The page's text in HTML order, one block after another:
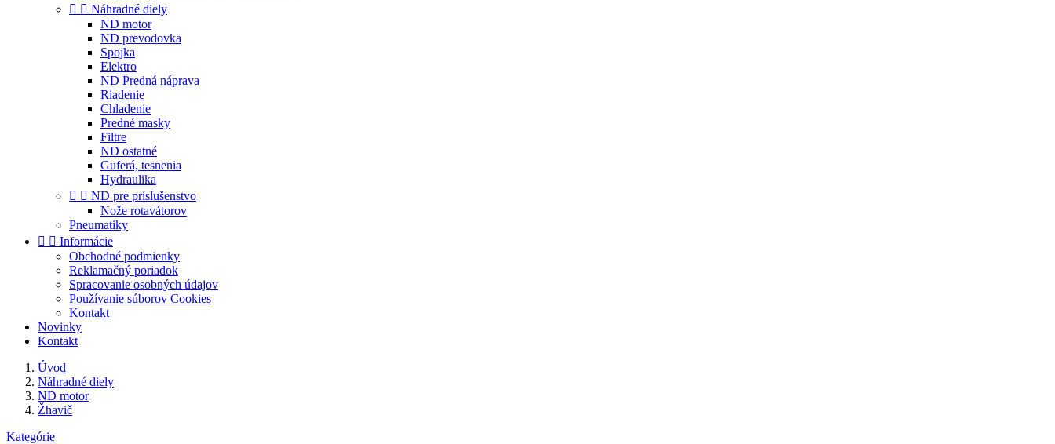
  Náhradné diely
ND motor
ND prevodovka
Spojka
Elektro
ND Predná náprava
Riadenie
Chladenie
Predné masky
Filtre
ND ostatné
Guferá, tesnenia
Hydraulika
  ND pre príslušenstvo
Nože rotavátorov
Pneumatiky
  Informácie
Obchodné podmienky
Reklamačný poriadok
Spracovanie osobných údajov
Používanie súborov Cookies
Kontakt
Novinky
Kontakt
Úvod
Náhradné diely
ND motor
Žhavič
Kategórie